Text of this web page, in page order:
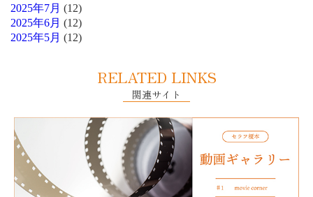
2025年7月 (12)
2025年6月 (12)
2025年5月 (12)
RELATED LINKS
関連サイト